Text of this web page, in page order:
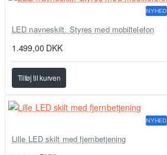
NYHED
LED navneskilt. Styres med mobiltelefon
1.499,00 DKK
Tilføj til kurven
NYHED
Lille LED skilt med fjernbetjening